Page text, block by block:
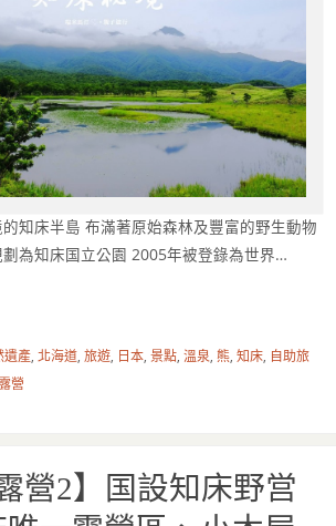
知床半島 布滿著原始森林及豐富的野生動物
為知床国立公園 2005年被登錄為世界…
遺產,北海道,旅遊, 日本,景點,溫泉,熊,知床, 自助旅
露營
營2】国設知床野営